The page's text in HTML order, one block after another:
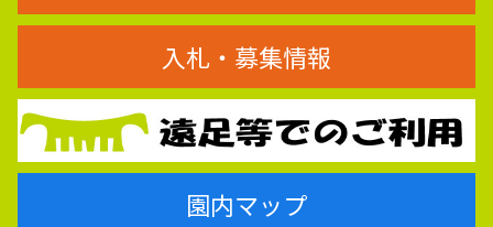
入札・募集情報
園内マップ